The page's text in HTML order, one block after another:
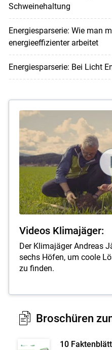
Schweinehaltung
Energiesparserie: Wie man
energieeffizienter arbeitet
Energiesparserie: Bei Licht
Videos Klimajäger:
Der Klimajäger Andreas
sechs Höfen, um coole
zu finden.
Broschüren
10